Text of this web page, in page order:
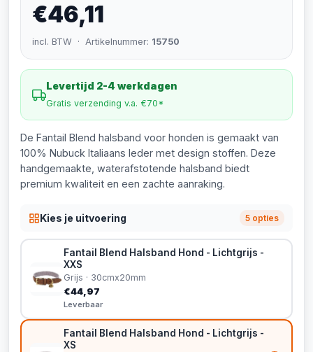
€46,11
incl. BTW · Artikelnummer: 15750
Levertijd 2-4 werkdagen
Gratis verzending v.a. €70*
De Fantail Blend halsband voor honden is gemaakt van
100% Nubuck Italiaans leder met design stoffen. Deze
handgemaakte, waterafstotende halsband biedt
premium kwaliteit en een zachte aanraking.
Kies je uitvoering 5 opties
Fantail Blend Halsband Hond - Lichtgrijs -
XXS
Grijs · 30cmx20mm
€44,97
Leverbaar
Fantail Blend Halsband Hond - Lichtgrijs -
XS